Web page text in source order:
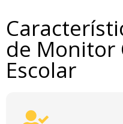
de Monitor
Escolar